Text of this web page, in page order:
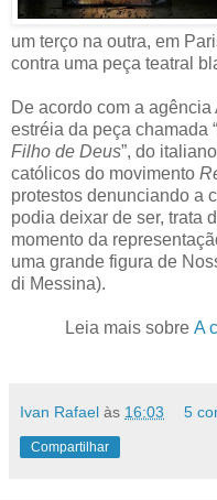
um terço na outra, em
contra uma peça teatral
De acordo com a
estréia da peça chamada “
Filho de Deus”, do italiano
católicos do movimento
protestos denunciando a
podia deixar de ser, trata
momento da
uma grande figura de
di Messina).
Leia mais sobre A
Ivan Rafael às 16:03 5
Compartilhar